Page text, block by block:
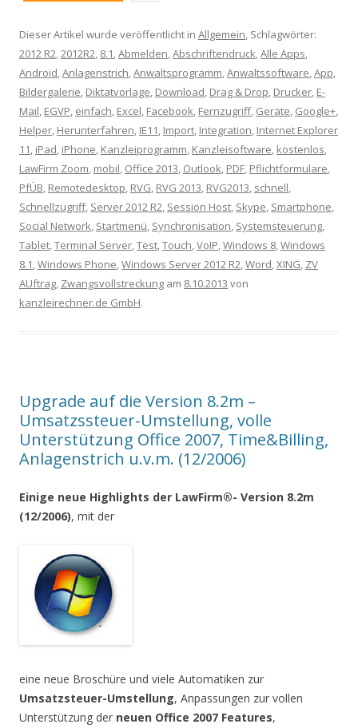
Dieser Artikel wurde veröffentlicht in Allgemein, Schlagwörter:
2012 R2,2012R2, 8.1,Abmelden,Abschriftendruck,Alle Apps,
Android,Anlagenstrich,Anwaltsprogramm,Anwaltssoftware,App,
Bildergalerie, Diktatvorlage, Download, Drag & Drop, Drucker, E-
Mail, EGVP, einfach, Excel, Facebook, Fernzugriff, Geräte, Google+,
Helper, Herunterfahren, IE11, Import, Integration, Internet Explorer
11, iPad, iPhone, Kanzleiprogramm, Kanzleisoftware, kostenlos,
LawFirm Zoom, mobil, Office 2013, Outlook, PDF, Pflichtformulare,
PfÜB, Remotedesktop, RVG, RVG 2013, RVG2013, schnell,
Schnellzugriff, Server 2012 R2, Session Host, Skype, Smartphone,
Social Network, Startmenü, Synchronisation, Systemsteuerung,
Tablet,Terminal Server,Test,Touch,VoIP,Windows 8,Windows
8.1,Windows Phone,Windows Server 2012 R2,Word,XING, ZV
AUftrag, Zwangsvollstreckung am 8.10.2013 von
kanzleirechner.de GmbH.
Upgrade auf die Version 8.2m –
Umsatzssteuer-Umstellung, volle
Unterstützung Office 2007, Time&Billing,
Anlagenstrich u.v.m. (12/2006)
Einige neue Highlights der LawFirm®- Version 8.2m
(12/2006), mit der
eine neue Broschüre und viele Automatiken zur
Umsatzsteuer-Umstellung, Anpassungen zur vollen
Unterstützung der neuen Office 2007 Features,